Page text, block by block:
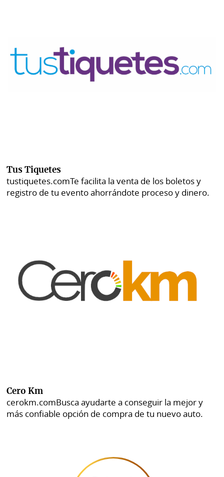
Tus Tiquetes
tustiquetes.comTe facilita la venta de los boletos y
registro de tu evento ahorrándote proceso y dinero.
Cero Km
cerokm.comBusca ayudarte a conseguir la mejor y
más confiable opción de compra de tu nuevo auto.